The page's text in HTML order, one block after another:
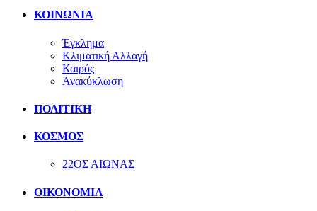
ΚΟΙΝΩΝΙΑ
Έγκλημα
Κλιματική Αλλαγή
Καιρός
Ανακύκλωση
ΠΟΛΙΤΙΚΗ
ΚΟΣΜΟΣ
22ΟΣ ΑΙΩΝΑΣ
ΟΙΚΟΝΟΜΙΑ